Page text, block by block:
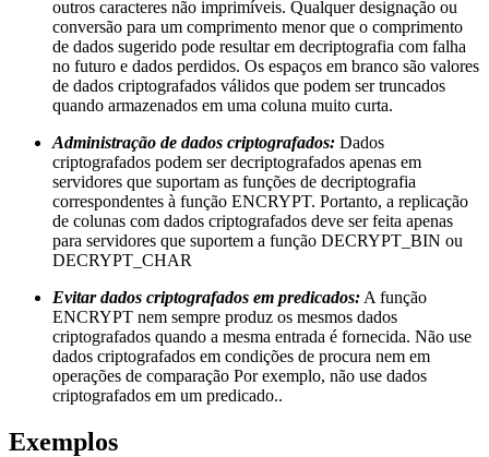
outros caracteres não imprimíveis. Qualquer designação ou
conversão para um comprimento menor que o comprimento
de dados sugerido pode resultar em decriptografia com falha
no futuro e dados perdidos. Os espaços em branco são valores
de dados criptografados válidos que podem ser truncados
quando armazenados em uma coluna muito curta.
Administração de dados criptografados: Dados
criptografados podem ser decriptografados apenas em
servidores que suportam as funções de decriptografia
correspondentes à função ENCRYPT. Portanto, a replicação
de colunas com dados criptografados deve ser feita apenas
para servidores que suportem a função DECRYPT_BIN ou
DECRYPT_CHAR
Evitar dados criptografados em predicados: A função
ENCRYPT nem sempre produz os mesmos dados
criptografados quando a mesma entrada é fornecida. Não use
dados criptografados em condições de procura nem em
operações de comparação Por exemplo, não use dados
criptografados em um predicado..
Exemplos